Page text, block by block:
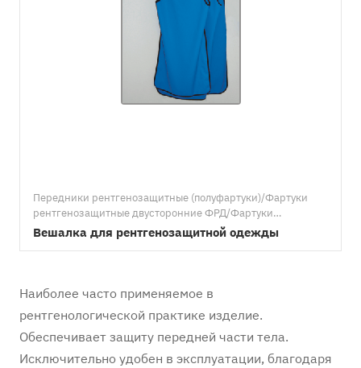
Передники рентгенозащитные (полуфартуки)/Фартуки
рентгенозащитные двусторонние ФРД/Фартуки
рентгенозащитные/Фартуки односторонние ФРО 0,25/
Фартуки односторонние ФРО 0,35/Фартуки
Вешалки для рентгенозащитных фартуков/Халаты
рентгенозащитные/Юбки рентгенозащитные/Шапочки
рентгенозащитные/Воротники рентгенозащитные/
Жилеты рентгенозащитные/Накидки (пелерины)
рентгенозащитные/Ренекс
Вешалка для рентгенозащитной одежды
Наиболее часто применяемое в
рентгенологической практике изделие.
Обеспечивает защиту передней части тела.
Исключительно удобен в эксплуатации, благодаря